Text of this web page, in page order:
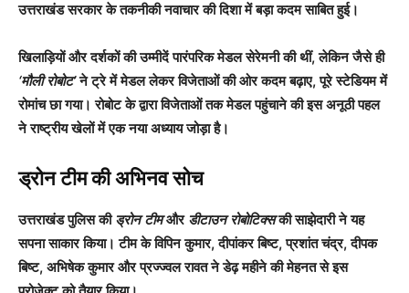
उत्तराखंड सरकार के तकनीकी नवाचार की दिशा में बड़ा कदम साबित हुई।
खिलाड़ियों और दर्शकों की उम्मीदें पारंपरिक मेडल सेरेमनी की थीं, लेकिन जैसे ही
‘मौली रोबोट’ने ट्रे में मेडल लेकर विजेताओं की ओर कदम बढ़ाए, पूरे स्टेडियम में
रोमांच छा गया। रोबोट के द्वारा विजेताओं तक मेडल पहुंचाने की इस अनूठी पहल
ने राष्ट्रीय खेलों में एक नया अध्याय जोड़ा है।
ड्रोन टीम की अभिनव सोच
उत्तराखंड पुलिस कीड्रोन टीमऔर डीटाउन रोबोटिक्सकी साझेदारी ने यह
सपना साकार किया। टीम के विपिन कुमार, दीपांकर बिष्ट, प्रशांत चंद्र, दीपक
बिष्ट, अभिषेक कुमार और प्रज्ज्वल रावत ने डेढ़ महीने की मेहनत से इस